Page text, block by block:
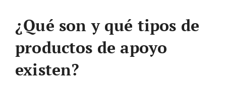
¿Qué son y qué tipos de
productos de apoyo
existen?